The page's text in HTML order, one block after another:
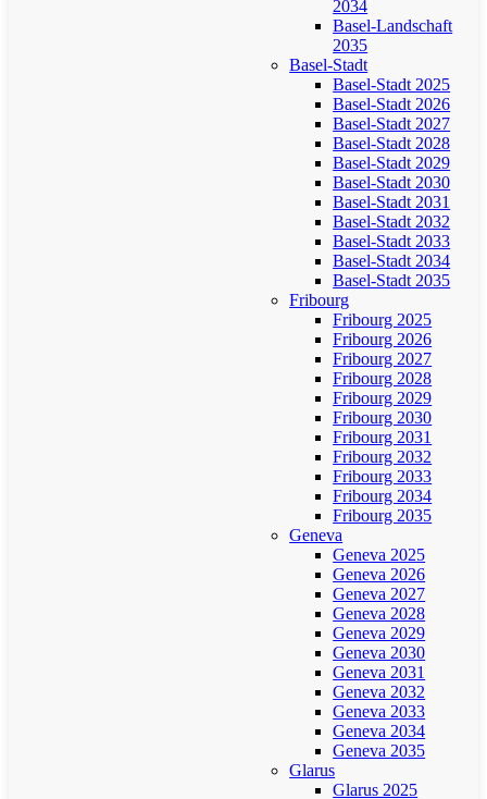
2034
Basel-Landschaft
2035
Basel-Stadt
Basel-Stadt 2025
Basel-Stadt 2026
Basel-Stadt 2027
Basel-Stadt 2028
Basel-Stadt 2029
Basel-Stadt 2030
Basel-Stadt 2031
Basel-Stadt 2032
Basel-Stadt 2033
Basel-Stadt 2034
Basel-Stadt 2035
Fribourg
Fribourg 2025
Fribourg 2026
Fribourg 2027
Fribourg 2028
Fribourg 2029
Fribourg 2030
Fribourg 2031
Fribourg 2032
Fribourg 2033
Fribourg 2034
Fribourg 2035
Geneva
Geneva 2025
Geneva 2026
Geneva 2027
Geneva 2028
Geneva 2029
Geneva 2030
Geneva 2031
Geneva 2032
Geneva 2033
Geneva 2034
Geneva 2035
Glarus
Glarus 2025